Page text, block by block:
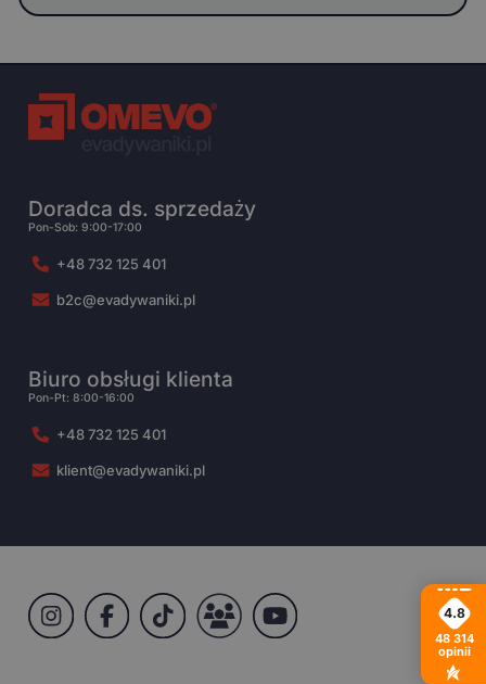
Doradca ds. sprzedaży
Pon-Sob: 9:00-17:00
+48 732 125 401
b2c@evadywaniki.pl
Biuro obsługi klienta
Pon-Pt: 8:00-16:00
+48 732 125 401
klient@evadywaniki.pl
4.8
48 314
opinii